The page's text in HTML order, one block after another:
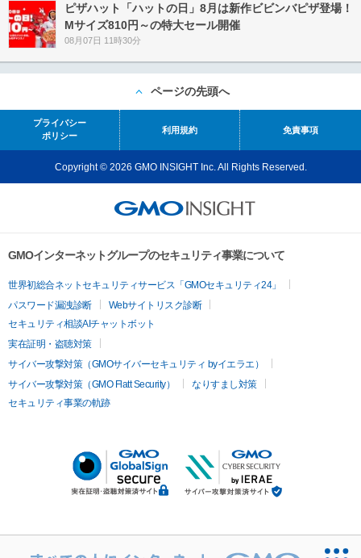
ピザハット「ハットの日」8月は新作ビビンバピザ登場！
Mサイズ810円～の特大セール開催
08月07日 11時30分
ページの先頭へ
プライバシー
ポリシー
利用規約 免責事項
Copyright © 2026 GMO INSIGHT Inc. All Rights Reserved.
GMOインターネットグループのセキュリティ事業について
世界初総合ネットセキュリティサービス「GMOセキュリティ24」
パスワード漏洩診断
Webサイトリスク診断
セキュリティ相談AIチャットボット
実在証明・盗聴対策
サイバー攻撃対策（GMOサイバーセキュリティ byイエラエ）
サイバー攻撃対策（GMO Flatt Security）
なりすまし対策
セキュリティ事業の軌跡